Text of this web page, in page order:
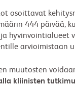
osoittavat
444 päivää,
hyvinvointialueet
arvioimistaan
muutosten
kliinisten